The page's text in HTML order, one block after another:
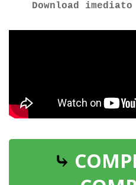
Download
⤷